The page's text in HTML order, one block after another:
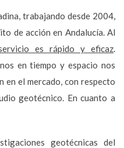
trabajando desde 2004,
de acción en Andalucía. Al
es rápido y eficaz.
en tiempo y espacio nos
en el mercado, con respecto
geotécnico. En cuanto a
geotécnicas del